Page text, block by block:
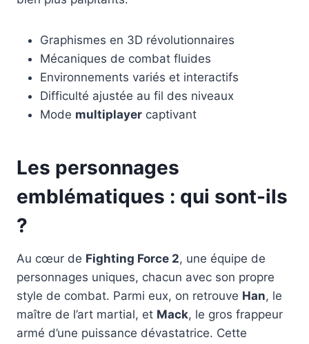
Graphismes en 3D révolutionnaires
Mécaniques de combat fluides
Environnements variés et interactifs
Difficulté ajustée au fil des niveaux
Mode multiplayer captivant
Les personnages
emblématiques : qui sont-ils
?
Au cœur de Fighting Force 2, une équipe de
personnages uniques, chacun avec son propre
style de combat. Parmi eux, on retrouve Han, le
maître de l’art martial, et Mack, le gros frappeur
armé d’une puissance dévastatrice. Cette